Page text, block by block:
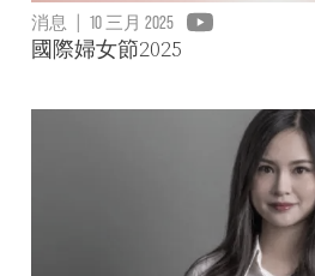
消息 | 10 三月 2025
國際婦女節2025